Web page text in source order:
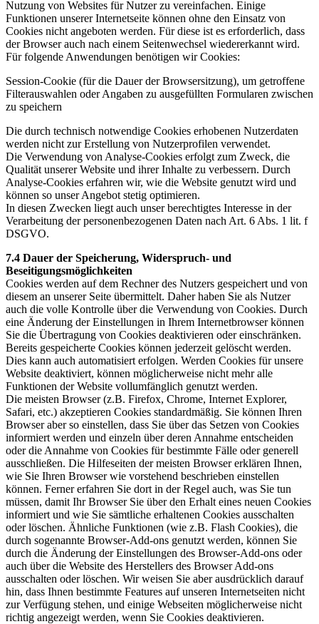
Nutzung von Websites für Nutzer zu vereinfachen. Einige
Funktionen unserer Internetseite können ohne den Einsatz von
Cookies nicht angeboten werden. Für diese ist es erforderlich, dass
der Browser auch nach einem Seitenwechsel wiedererkannt wird.
Für folgende Anwendungen benötigen wir Cookies:
Session-Cookie (für die Dauer der Browsersitzung), um getroffene
Filterauswahlen oder Angaben zu ausgefüllten Formularen zwischen
zu speichern
Die durch technisch notwendige Cookies erhobenen Nutzerdaten
werden nicht zur Erstellung von Nutzerprofilen verwendet.
Die Verwendung von Analyse-Cookies erfolgt zum Zweck, die
Qualität unserer Website und ihrer Inhalte zu verbessern. Durch
Analyse-Cookies erfahren wir, wie die Website genutzt wird und
können so unser Angebot stetig optimieren.
In diesen Zwecken liegt auch unser berechtigtes Interesse in der
Verarbeitung der personenbezogenen Daten nach Art. 6 Abs. 1 lit. f
DSGVO.
7.4 Dauer der Speicherung, Widerspruch- und
Beseitigungsmöglichkeiten
Cookies werden auf dem Rechner des Nutzers gespeichert und von
diesem an unserer Seite übermittelt. Daher haben Sie als Nutzer
auch die volle Kontrolle über die Verwendung von Cookies. Durch
eine Änderung der Einstellungen in Ihrem Internetbrowser können
Sie die Übertragung von Cookies deaktivieren oder einschränken.
Bereits gespeicherte Cookies können jederzeit gelöscht werden.
Dies kann auch automatisiert erfolgen. Werden Cookies für unsere
Website deaktiviert, können möglicherweise nicht mehr alle
Funktionen der Website vollumfänglich genutzt werden.
Die meisten Browser (z.B. Firefox, Chrome, Internet Explorer,
Safari, etc.) akzeptieren Cookies standardmäßig. Sie können Ihren
Browser aber so einstellen, dass Sie über das Setzen von Cookies
informiert werden und einzeln über deren Annahme entscheiden
oder die Annahme von Cookies für bestimmte Fälle oder generell
ausschließen. Die Hilfeseiten der meisten Browser erklären Ihnen,
wie Sie Ihren Browser wie vorstehend beschrieben einstellen
können. Ferner erfahren Sie dort in der Regel auch, was Sie tun
müssen, damit Ihr Browser Sie über den Erhalt eines neuen Cookies
informiert und wie Sie sämtliche erhaltenen Cookies ausschalten
oder löschen. Ähnliche Funktionen (wie z.B. Flash Cookies), die
durch sogenannte Browser-Add-ons genutzt werden, können Sie
durch die Änderung der Einstellungen des Browser-Add-ons oder
auch über die Website des Herstellers des Browser Add-ons
ausschalten oder löschen. Wir weisen Sie aber ausdrücklich darauf
hin, dass Ihnen bestimmte Features auf unseren Internetseiten nicht
zur Verfügung stehen, und einige Webseiten möglicherweise nicht
richtig angezeigt werden, wenn Sie Cookies deaktivieren.